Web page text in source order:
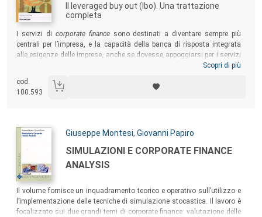
Il leveraged buy out (lbo). Una trattazione
completa
Sommario:
I servizi di corporate financesono destinati a diventare sempre più
centrali per l’impresa, e la capacità della banca di risposta integrata
alle esigenze delle imprese, anche se dovesse appoggiarsi per i servizi
più innovativi in network a grandi istituzioni nazionali o estere, sarà
costituirà una sfida soprattutto per le banche locali se vogliono
continuare a essere l’interlocutore privilegiato delle PMI.
Scopri di più
cod.
100.593
Autori:
Giuseppe Montesi, Giovanni Papiro
Titolo:
SIMULAZIONI E CORPORATE FINANCE
ANALYSIS
Sommario:
Il volume fornisce un inquadramento teorico e operativo sull’utilizzo e
l’implementazione delle tecniche di simulazione stocastica. Il lavoro è
focalizzato sui due grandi temi di corporate finance: valutazione delle